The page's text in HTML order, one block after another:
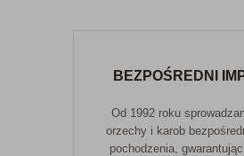
BEZPOŚREDNI
Od 1992 roku
orzechy i karob
pochodzenia,